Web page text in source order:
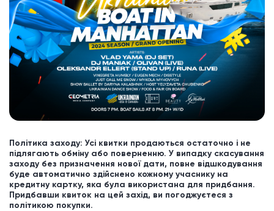
Політика заходу: Усі квитки продаються остаточно і не
підлягають обміну або поверненню. У випадку скасування
заходу без призначення нової дати, повне відшкодування
буде автоматично здійснено кожному учаснику на
кредитну картку, яка була використана для придбання.
Придбавши квиток на цей захід, ви погоджуєтеся з
політикою покупки.